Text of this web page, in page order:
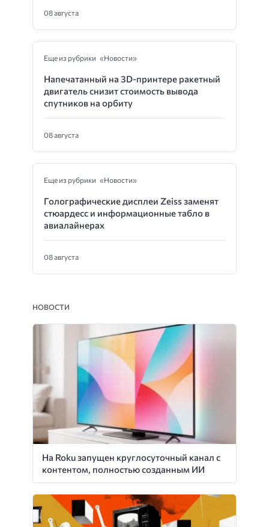
08 августа
Еще из рубрики «Новости»
Напечатанный на 3D-принтере ракетный
двигатель снизит стоимость вывода
спутников на орбиту
08 августа
Еще из рубрики «Новости»
Голографические дисплеи Zeiss заменят
стюардесс и информационные табло в
авиалайнерах
08 августа
НОВОСТИ
На Roku запущен круглосуточный канал с
контентом, полностью созданным ИИ